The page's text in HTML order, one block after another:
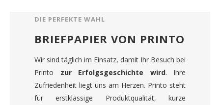
DIE PERFEKTE WAHL
BRIEFPAPIER VON PRINTO
Wir sind täglich im Einsatz, damit Ihr Besuch bei
Printo zur Erfolgsgeschichte wird. Ihre
Zufriedenheit liegt uns am Herzen. Printo steht
für erstklassige Produktqualität, kurze